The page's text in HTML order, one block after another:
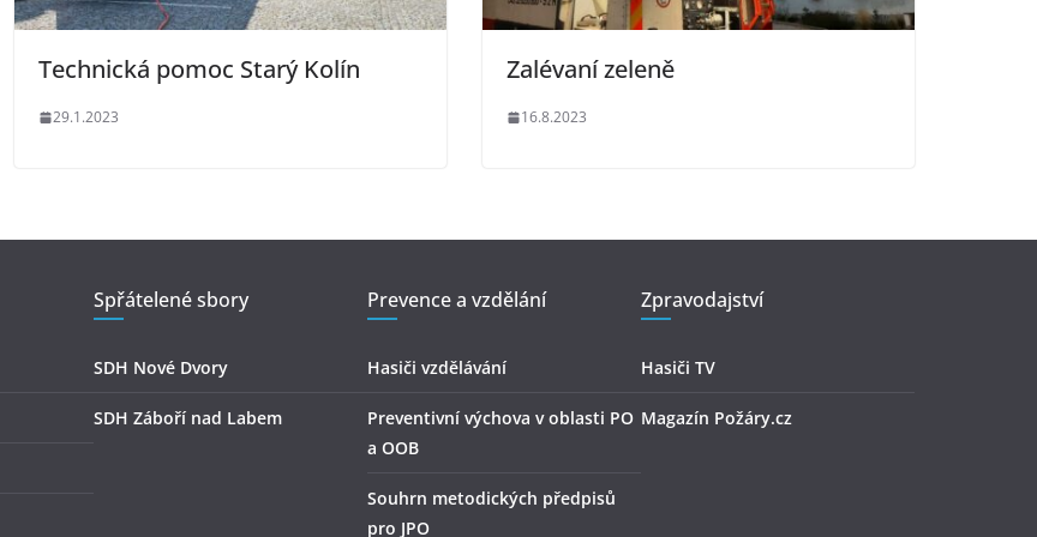
Technická pomoc Starý Kolín
29.1.2023
Zalévaní zeleně
16.8.2023
Spřátelené sbory
SDH Nové Dvory
SDH Záboří nad Labem
Prevence a vzdělání
Hasiči vzdělávání
Preventivní výchova v oblasti PO
a OOB
Souhrn metodických předpisů
pro JPO
Zpravodajství
Hasiči TV
Magazín Požáry.cz